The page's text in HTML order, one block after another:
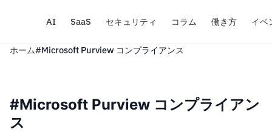
AI SaaS セキュリティ コラム 働き方 イベ
ホーム#Microsoft Purview コンプライアンス
#Microsoft Purview コンプライアン
ス